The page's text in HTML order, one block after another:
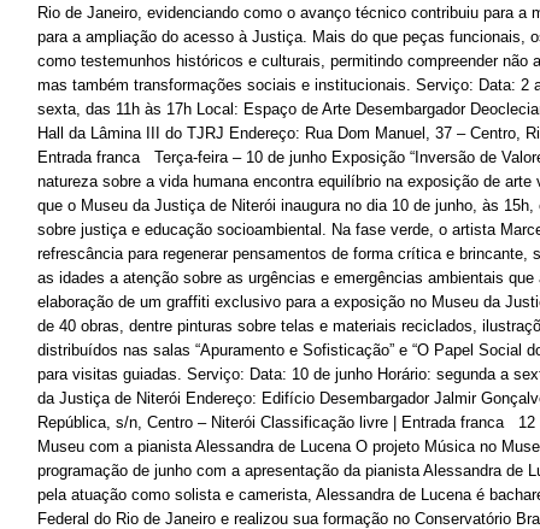
Rio de Janeiro, evidenciando como o avanço técnico contribuiu para a
para a ampliação do acesso à Justiça. Mais do que peças funcionais,
como testemunhos históricos e culturais, permitindo compreender não
mas também transformações sociais e institucionais. Serviço: Data: 2
sexta, das 11h às 17h Local: Espaço de Arte Desembargador
Hall da Lâmina III do TJRJ Endereço: Rua Dom Manuel, 37 – Centro,
Entrada franca Terça-feira – 10 de junho Exposição “Inversão de
natureza sobre a vida humana encontra equilíbrio na exposição de arte
que o Museu da Justiça de Niterói inaugura no dia 10 de junho, às
sobre justiça e educação socioambiental. Na fase verde, o artista
refrescância para regenerar pensamentos de forma crítica e brincante,
as idades a atenção sobre as urgências e emergências ambientais
elaboração de um graffiti exclusivo para a exposição no Museu da
de 40 obras, dentre pinturas sobre telas e materiais reciclados,
distribuídos nas salas “Apuramento e Sofisticação” e “O Papel Social
para visitas guiadas. Serviço: Data: 10 de junho Horário: segunda a
da Justiça de Niterói Endereço: Edifício Desembargador Jalmir
República, s/n, Centro – Niterói Classificação livre | Entrada franca
Museu com a pianista Alessandra de Lucena O projeto Música no
programação de junho com a apresentação da pianista Alessandra de
pela atuação como solista e camerista, Alessandra de Lucena é
Federal do Rio de Janeiro e realizou sua formação no Conservatório